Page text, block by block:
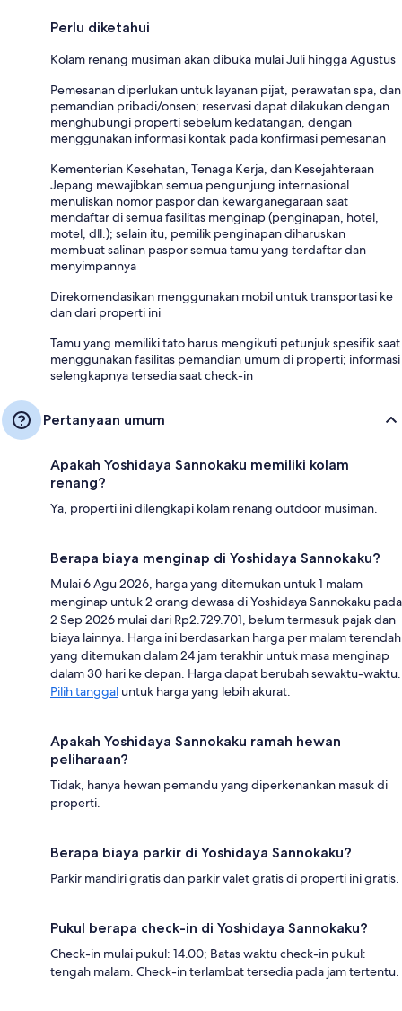
Perlu diketahui
Kolam renang musiman akan dibuka mulai Juli hingga Agustus
Pemesanan diperlukan untuk layanan pijat, perawatan spa, dan
pemandian pribadi/onsen; reservasi dapat dilakukan dengan
menghubungi properti sebelum kedatangan, dengan
menggunakan informasi kontak pada konfirmasi pemesanan
Kementerian Kesehatan, Tenaga Kerja, dan Kesejahteraan
Jepang mewajibkan semua pengunjung internasional
menuliskan nomor paspor dan kewarganegaraan saat
mendaftar di semua fasilitas menginap (penginapan, hotel,
motel, dll.); selain itu, pemilik penginapan diharuskan
membuat salinan paspor semua tamu yang terdaftar dan
menyimpannya
Direkomendasikan menggunakan mobil untuk transportasi ke
dan dari properti ini
Tamu yang memiliki tato harus mengikuti petunjuk spesifik saat
menggunakan fasilitas pemandian umum di properti; informasi
selengkapnya tersedia saat check-in
Pertanyaan umum
Apakah Yoshidaya Sannokaku memiliki kolam
renang?
Ya, properti ini dilengkapi kolam renang outdoor musiman.
Berapa biaya menginap di Yoshidaya Sannokaku?
Mulai 6 Agu 2026, harga yang ditemukan untuk 1 malam
menginap untuk 2 orang dewasa di Yoshidaya Sannokaku pada
2 Sep 2026 mulai dari Rp2.729.701, belum termasuk pajak dan
biaya lainnya. Harga ini berdasarkan harga per malam terendah
yang ditemukan dalam 24 jam terakhir untuk masa menginap
dalam 30 hari ke depan. Harga dapat berubah sewaktu-waktu.
Pilih tanggal untuk harga yang lebih akurat.
Apakah Yoshidaya Sannokaku ramah hewan
peliharaan?
Tidak, hanya hewan pemandu yang diperkenankan masuk di
properti.
Berapa biaya parkir di Yoshidaya Sannokaku?
Parkir mandiri gratis dan parkir valet gratis di properti ini gratis.
Pukul berapa check-in di Yoshidaya Sannokaku?
Check-in mulai pukul: 14.00; Batas waktu check-in pukul:
tengah malam. Check-in terlambat tersedia pada jam tertentu.